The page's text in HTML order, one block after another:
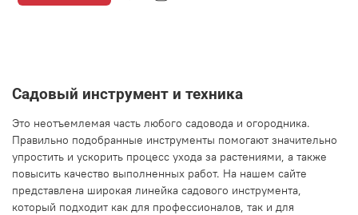
Садовый инструмент и техника
Это неотъемлемая часть любого садовода и огородника.
Правильно подобранные инструменты помогают значительно
упростить и ускорить процесс ухода за растениями, а также
повысить качество выполненных работ. На нашем сайте
представлена широкая линейка садового инструмента,
который подходит как для профессионалов, так и для